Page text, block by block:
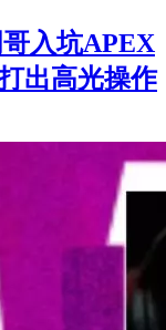
哥入坑APEX
出高光操作